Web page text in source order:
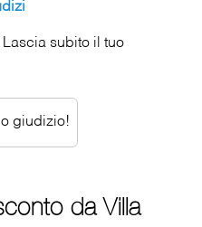
subito il tuo
giudizio!
da Villa